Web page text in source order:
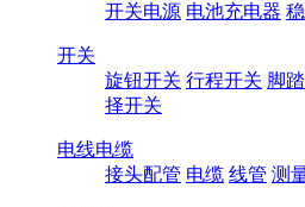
开关电源 电池充电器
开关
旋钮开关 行程开关 脚
择开关
电线电缆
接头配管 电缆 线管 测